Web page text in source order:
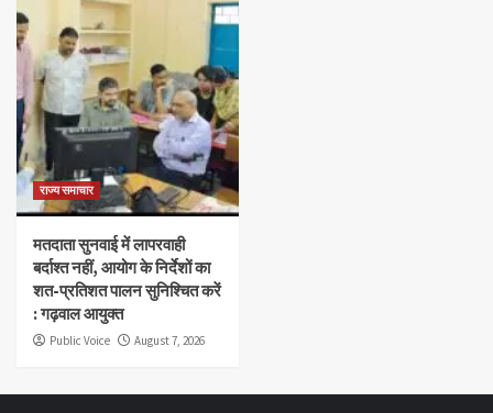
राज्य समाचार
मतदाता सुनवाई में लापरवाही
बर्दाश्त नहीं, आयोग के निर्देशों का
शत-प्रतिशत पालन सुनिश्चित करें
: गढ़वाल आयुक्त
Public Voice August 7, 2026